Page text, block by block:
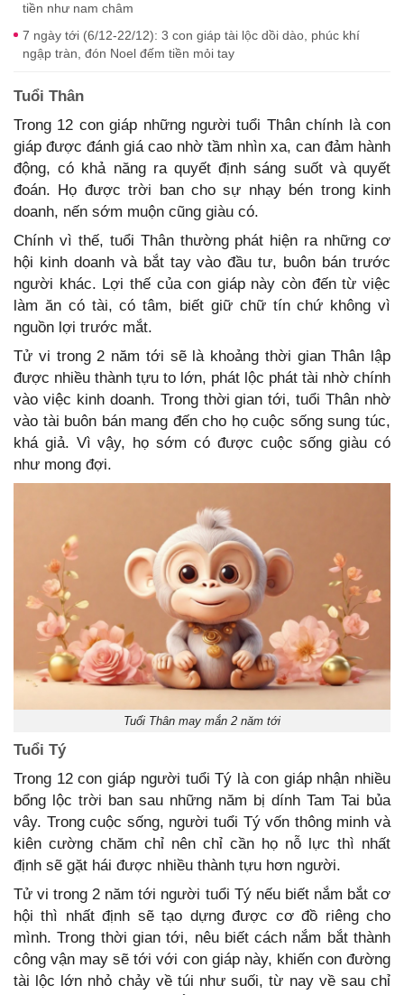
tiền như nam châm
7 ngày tới (6/12-22/12): 3 con giáp tài lộc dồi dào, phúc khí
ngập tràn, đón Noel đếm tiền mỏi tay
Tuổi Thân
Trong 12 con giáp những người tuổi Thân chính là con
giáp được đánh giá cao nhờ tầm nhìn xa, can đảm hành
động, có khả năng ra quyết định sáng suốt và quyết
đoán. Họ được trời ban cho sự nhạy bén trong kinh
doanh, nến sớm muộn cũng giàu có.
Chính vì thế, tuổi Thân thường phát hiện ra những cơ
hội kinh doanh và bắt tay vào đầu tư, buôn bán trước
người khác. Lợi thế của con giáp này còn đến từ việc
làm ăn có tài, có tâm, biết giữ chữ tín chứ không vì
nguồn lợi trước mắt.
Tử vi trong 2 năm tới sẽ là khoảng thời gian Thân lập
được nhiều thành tựu to lớn, phát lộc phát tài nhờ chính
vào việc kinh doanh. Trong thời gian tới, tuổi Thân nhờ
vào tài buôn bán mang đến cho họ cuộc sống sung túc,
khá giả. Vì vậy, họ sớm có được cuộc sống giàu có
như mong đợi.
Tuổi Thân may mắn 2 năm tới
Tuổi Tý
Trong 12 con giáp người tuổi Tý là con giáp nhận nhiều
bổng lộc trời ban sau những năm bị dính Tam Tai bủa
vây. Trong cuộc sống, người tuổi Tý vốn thông minh và
kiên cường chăm chỉ nên chỉ cần họ nỗ lực thì nhất
định sẽ gặt hái được nhiều thành tựu hơn người.
Tử vi trong 2 năm tới người tuổi Tý nếu biết nắm bắt cơ
hội thì nhất định sẽ tạo dựng được cơ đồ riêng cho
mình. Trong thời gian tới, nêu biết cách nắm bắt thành
công vận may sẽ tới với con giáp này, khiến con đường
tài lộc lớn nhỏ chảy về túi như suối, từ nay về sau chỉ